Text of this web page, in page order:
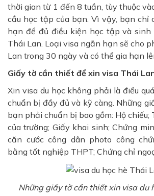
thời gian từ 1 đến 8 tuần, tùy thuộc
cầu học tập của bạn. Vì vậy, bạn chỉ
hạn để đủ điều kiện học tập và
Thái Lan. Loại visa ngắn hạn sẽ cho
Lan trong 30 ngày và có thể gia hạn
Giấy tờ cần thiết để xin visa Thái
Xin visa du học không phải là điều
chuẩn bị đầy đủ và kỹ càng. Những
bạn phải chuẩn bị bao gồm: Hộ chiếu;
của trường; Giấy khai sinh; Chứng
căn cước công dân photo công
bằng tốt nghiệp THPT; Chứng chỉ
Những giấy tờ cần thiết xin visa du